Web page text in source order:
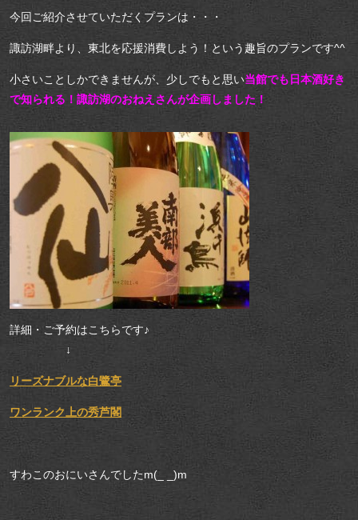
今回ご紹介させていただくプランは・・・
諏訪湖畔より、東北を応援消費しよう！という趣旨のプランです^^
小さいことしかできませんが、少しでもと思い当館でも日本酒好き
で知られる！諏訪湖のおねえさんが企画しました！
詳細・ご予約はこちらです♪
↓
リーズナブルな白鷺亭
ワンランク上の秀芦閣
すわこのおにいさんでしたm(_ _)m